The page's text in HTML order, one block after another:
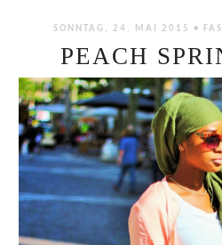
SONNTAG, 24. MAI 2015 •
PEACH